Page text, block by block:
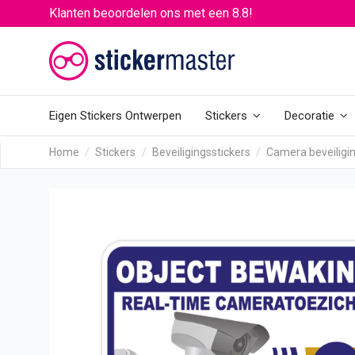
Klanten beoordelen ons met een 8.8!
Eigen Stickers Ontwerpen Stickers Decoratie
Home Stickers Beveiligingsstickers Camera